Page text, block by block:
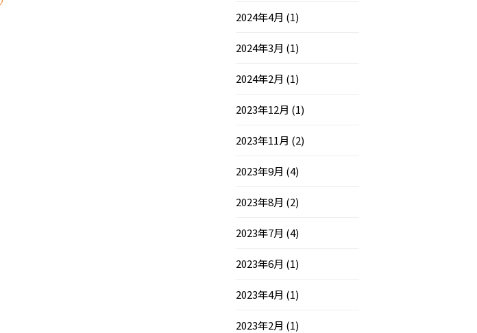
2024年4月 (1)
2024年3月 (1)
2024年2月 (1)
2023年12月 (1)
2023年11月 (2)
2023年9月 (4)
2023年8月 (2)
2023年7月 (4)
2023年6月 (1)
2023年4月 (1)
2023年2月 (1)